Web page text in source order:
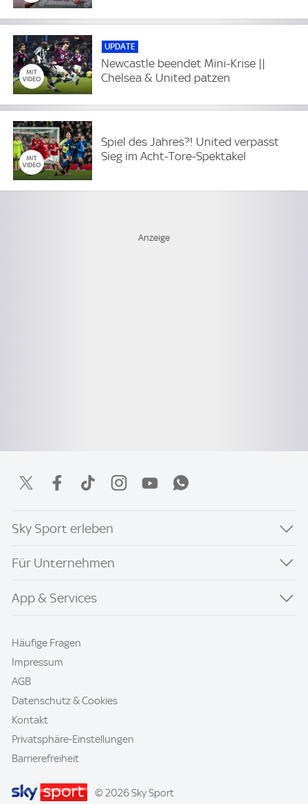
UPDATE
Newcastle beendet Mini-Krise ||
Chelsea & United patzen
Spiel des Jahres?! United verpasst
Sieg im Acht-Tore-Spektakel
Sky Sport erleben
Für Unternehmen
App & Services
Häufige Fragen
Impressum
AGB
Datenschutz & Cookies
Kontakt
Privatsphäre-Einstellungen
Barrierefreiheit
© 2026 Sky Sport